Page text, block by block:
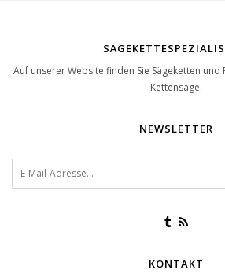
Auf unserer Website finden Sie Sägeketten
Kettensäge.
NEWSLETTER
KONTAKT